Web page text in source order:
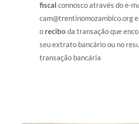
fiscal connosco através do e-
cam@trentinomozambico.org
o recibo da transação que
seu extrato bancário ou no
transação bancária